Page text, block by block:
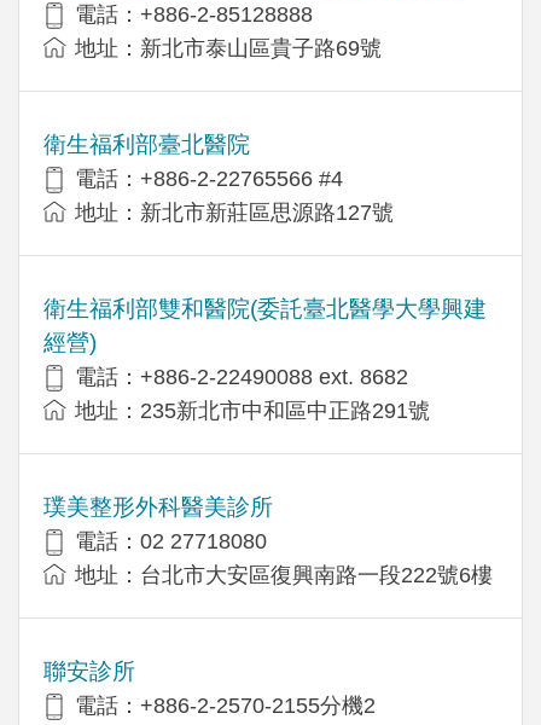
電話：+886-2-85128888
地址：新北市泰山區貴子路69號
衛生福利部臺北醫院
電話：+886-2-22765566 #4
地址：新北市新莊區思源路127號
衛生福利部雙和醫院(委託臺北醫學大學興建
經營)
電話：+​886-2-22490088 ext. 8682
地址：​235新北市中和區中正路291號
璞美整形外科醫美診所
電話：02 27718080
地址：台北市大安區復興南路一段222號6樓
聯安診所
電話：+886-2-2570-2155分機2